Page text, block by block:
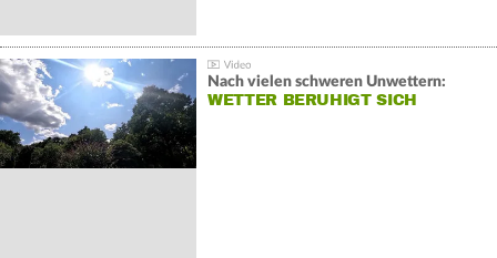
Nach vielen schweren Unwettern:
WETTER BERUHIGT SICH